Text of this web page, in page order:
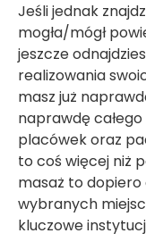
Jeśli jednak
mogła/mógł
jeszcze
realizowania
masz już
naprawdę
placówek oraz
to coś więcej niż
masaż to
wybranych
kluczowe